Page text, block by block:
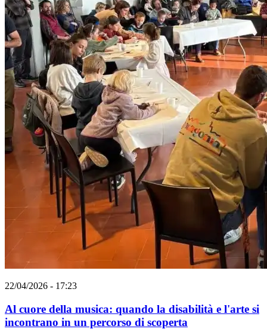
22/04/2026 - 17:23
Al cuore della musica: quando la disabilità e l'arte si
incontrano in un percorso di scoperta